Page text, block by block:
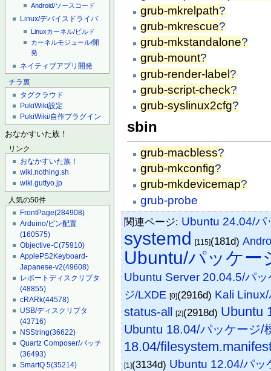
Android/ソースコード
Linux/デバイスドライバ
Linuxカーネル/ビルド
カーネルモジュール/開
発
ネイティブアプリ開発
チラ裏
タグクラウド
PukiWiki設定
PukiWiki/自作プラグイン
おなかすいた族！
リンク
おなかすいた族！
wiki.nothing.sh
wiki.guttyo.jp
人気の50件
FrontPage(284908)
Arduino/ピン配置
(160575)
Objective-C(75910)
ApplePS2Keyboard-
Japanese-v2(49608)
レポートディスクリプタ
(48855)
cRARk(44578)
USB/ディスクリプタ
(43716)
NSString(36622)
Quartz Composer/パッチ
(36493)
SmartQ 5(35214)
grub-mkrelpath?
grub-mkrescue?
grub-mkstandalone?
grub-mount?
grub-render-label?
grub-script-check?
grub-syslinux2cfg?
sbin
grub-macbless?
grub-mkconfig?
grub-mkdevicemap?
grub-probe
関連ページ: Ubuntu 24.04/パ
systemd [115](181d)
Ubuntu/パッケー
Ubuntu Server 20.04.5/パッ
ジ/LXDE [0](2916d) Kali
status-all [2](2918d) Ubuntu
Ubuntu 18.04/パッケージ/
18.04/
[1](3134d) Ubuntu 12.04/パッ